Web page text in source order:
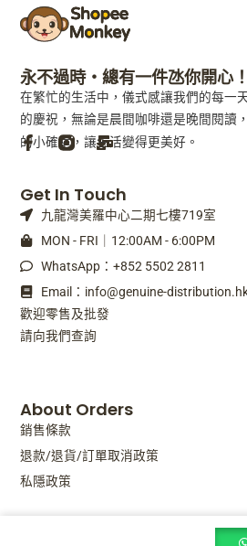
永不過時・總有一件氹你開心！
在繁忙的生活中，儀式感讓我們的每一
的慶祝，無論是晨間咖啡還是晚間閱讀
的小確幸，讓生活變得更美好。
F
a
c
e
b
o
o
k
-
f
M
a
i
l
-
b
u
l
k
About Orders
銷售條款
退款/退貨/訂單取消政策
私隱政策
Get In Touch
九龍灣美羅中心二期七樓719室
MON - FRI｜12:00AM - 6:00PM
WhatsApp：+852 5502 2811
Email：info@genuine-
歡迎零售及批發
請向我們查詢
NAJEL